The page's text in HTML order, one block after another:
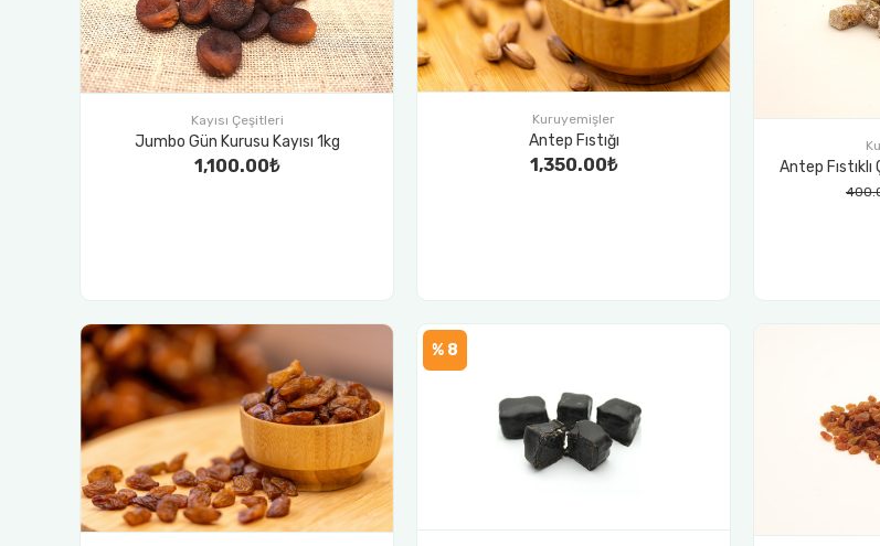
Kayısı Çeşitleri
Jumbo Gün Kurusu Kayısı 1kg
1,100.00₺
Kuruyemişler
Antep Fıstığı
1,350.00₺ Antep
% 8